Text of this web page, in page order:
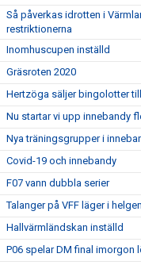
Så påverkas idrotten i
restriktionerna
Inomhuscupen inställd
Gräsroten 2020
Hertzöga säljer bingolotter
Nu startar vi upp innebandy
Nya träningsgrupper i
Covid-19 och innebandy
F07 vann dubbla serier
Talanger på VFF läger i helgen
Hallvärmländskan inställd
P06 spelar DM final imorgon